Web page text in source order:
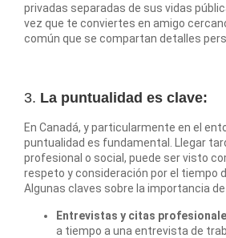
privadas separadas de sus vidas
vez que te conviertes en amigo
común que se compartan detalles
3. La puntualidad es clave:
En Canadá, y particularmente en el
puntualidad es fundamental. Llegar
profesional o social, puede ser visto
respeto y consideración por el tiempo
Algunas claves sobre la importancia
Entrevistas y citas
a tiempo a una entrevista de